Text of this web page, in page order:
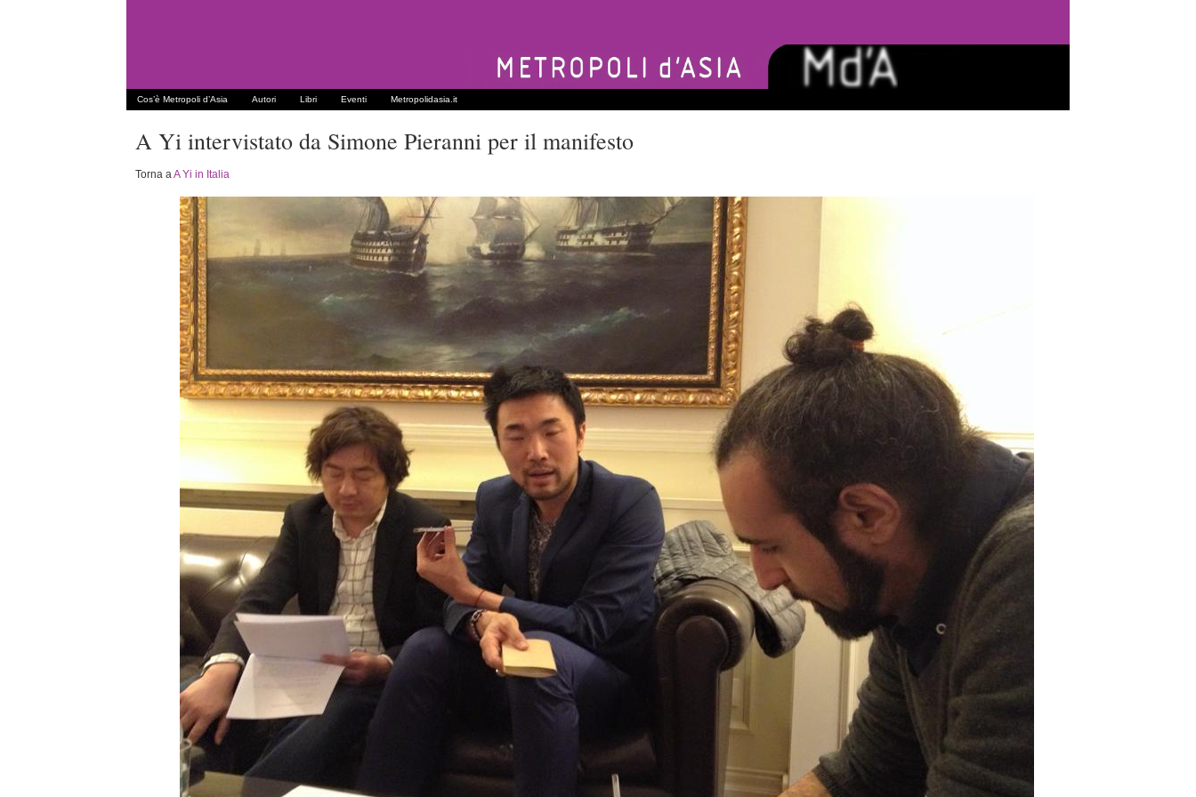
Cos’è Metropoli d’Asia Autori Libri Eventi Metropolidasia.it
A Yi intervistato da Simone Pieranni per il manifesto
Torna aA Yi in Italia